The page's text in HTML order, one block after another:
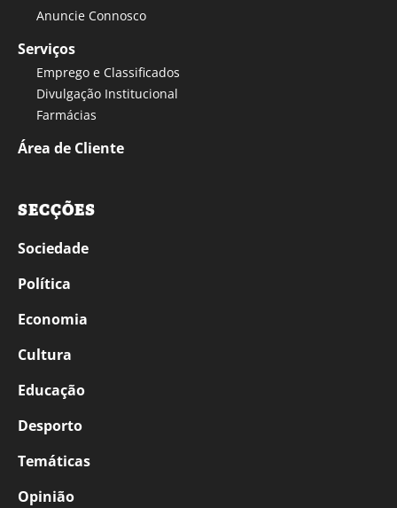
Anuncie Connosco
Serviços
Emprego e Classificados
Divulgação Institucional
Farmácias
Área de Cliente
SECÇÕES
Sociedade
Política
Economia
Cultura
Educação
Desporto
Temáticas
Opinião